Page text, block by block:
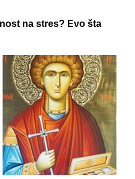
na stres? Evo šta